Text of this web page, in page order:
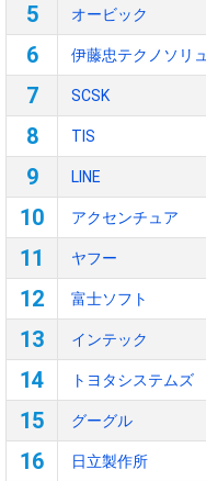
5 オービック
6 伊藤忠テクノソリ
7 SCSK
8 TIS
9 LINE
10 アクセンチュア
11 ヤフー
12 富士ソフト
13 インテック
14 トヨタシステムズ
15 グーグル
16 日立製作所